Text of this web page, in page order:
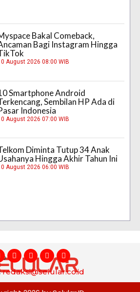
Bakal Comeback,
Bagi Instagram Hingga
August 2026 08:00 WIB
Smartphone Android
Sembilan HP Ada di
Indonesia
August 2026 07:00 WIB
Diminta Tutup 34 Anak
Hingga Akhir Tahun Ini
August 2026 06:00 WIB
redaksi@selular.co.id